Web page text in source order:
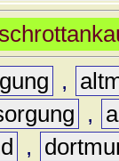
,
,
,